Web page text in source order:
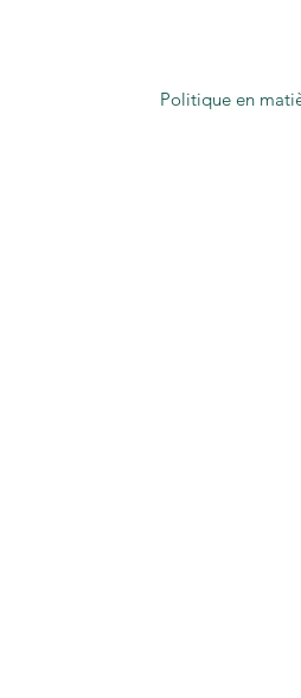
Politique en